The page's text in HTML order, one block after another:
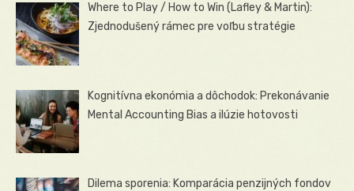
Where to Play / How to Win (Lafley & Martin):
Zjednodušený rámec pre voľbu stratégie
Kognitívna ekonómia a dôchodok: Prekonávanie
Mental Accounting Bias a ilúzie hotovosti
Dilema sporenia: Komparácia penzijných fondov